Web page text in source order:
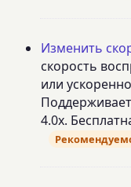
Изменить
скорость
или
4.0x.